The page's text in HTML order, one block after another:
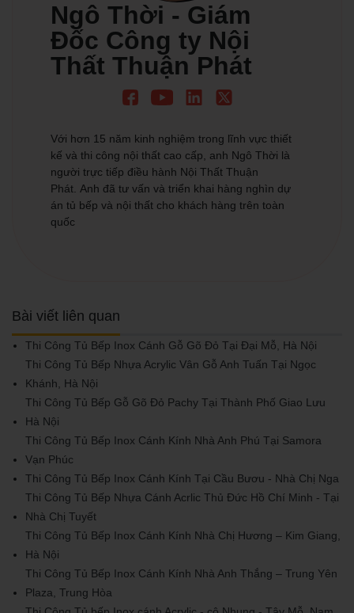
Ngô Thời - Giám
Đốc Công ty Nội
Thất Thuận Phát
Với hơn 15 năm kinh nghiệm trong lĩnh vực thiết
kế và thi công nội thất cao cấp, anh Ngô Thời là
người trực tiếp điều hành Nội Thất Thuận
Phát. Anh đã tư vấn và triển khai hàng nghìn dự
án tủ bếp và nội thất cho khách hàng trên toàn
quốc
Bài viết liên quan
Thi Công Tủ Bếp Inox Cánh Gỗ Gõ Đỏ Tại Đại Mỗ, Hà Nội
Thi Công Tủ Bếp Nhựa Acrylic Vân Gỗ Anh Tuấn Tại Ngọc
Khánh, Hà Nội
Thi Công Tủ Bếp Gỗ Gõ Đỏ Pachy Tại Thành Phố Giao Lưu
Hà Nội
Thi Công Tủ Bếp Inox Cánh Kính Nhà Anh Phú Tại Samora
Vạn Phúc
Thi Công Tủ Bếp Inox Cánh Kính Tại Cầu Bươu - Nhà Chị Nga
Thi Công Tủ Bếp Nhựa Cánh Acrlic Thủ Đức Hồ Chí Minh - Tại
Nhà Chị Tuyết
Thi Công Tủ Bếp Inox Cánh Kính Nhà Chị Hương – Kim Giang,
Hà Nội
Thi Công Tủ Bếp Inox Cánh Kính Nhà Anh Thắng – Trung Yên
Plaza, Trung Hòa